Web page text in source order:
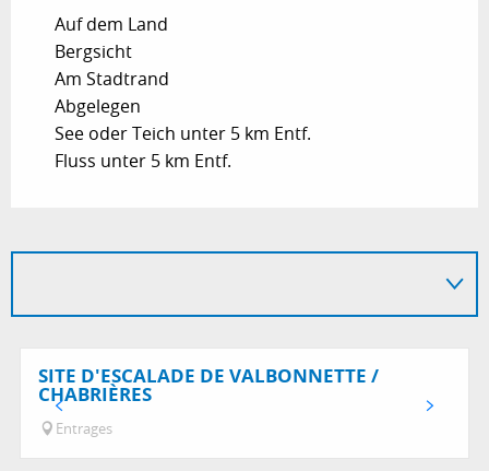
Auf dem Land
Bergsicht
Am Stadtrand
Abgelegen
See oder Teich unter 5 km Entf.
Fluss unter 5 km Entf.
SITE D'ESCALADE DE VALBONNETTE /
CHABRIÈRES
Entrages